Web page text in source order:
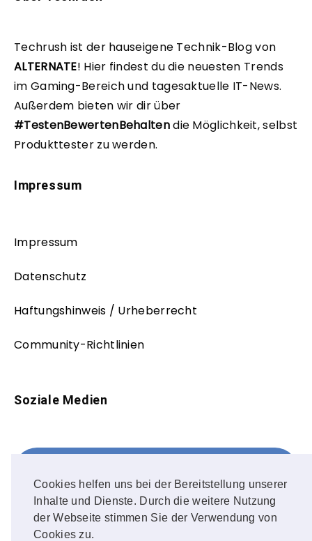
Cookies helfen uns bei der Bereitstellung unserer
Inhalte und Dienste. Durch die weitere Nutzung
der Webseite stimmen Sie der Verwendung von
Cookies zu.
Techrush ist der hauseigene Technik-Blog von
ALTERNATE! Hier findest du die neuesten Trends
im Gaming-Bereich und tagesaktuelle IT-News.
Außerdem bieten wir dir über
#TestenBewertenBehaltendie Möglichkeit, selbst
Produkttester zu werden.
Impressum
Impressum
Datenschutz
Haftungshinweis / Urheberrecht
Community-Richtlinien
Soziale Medien
FOLLOW ME!
Instagram
OUR PHOTOS!